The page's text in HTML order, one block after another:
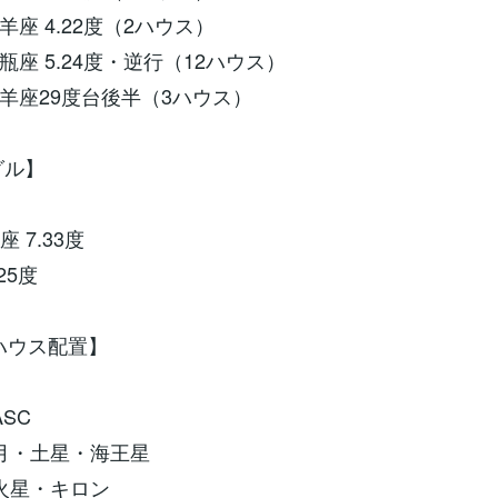
座 4.22度（2ハウス）
座 5.24度・逆行（12ハウス）
座29度台後半（3ハウス）
】
7.33度
度
ス配置】
・土星・海王星
星・キロン